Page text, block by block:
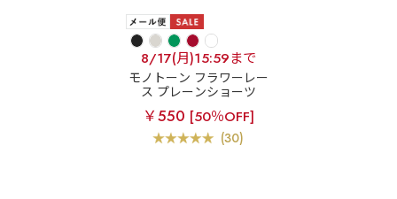
8/17(月)15:59まで
モノトーン フラワーレー
ス プレーンショーツ
￥550 [50％OFF]
(30)